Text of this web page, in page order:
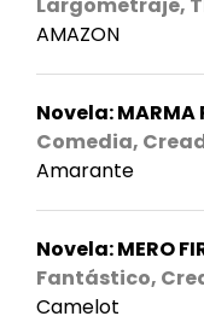
AMAZON
Novela: MARMA
Comedia,
Amarante
Novela: MERO
Fantástico,
Camelot